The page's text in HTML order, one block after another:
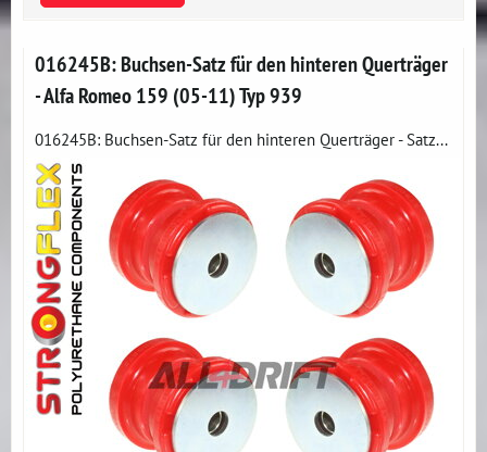
016245B: Buchsen-Satz für den hinteren Querträger
- Alfa Romeo 159 (05-11) Typ 939
016245B: Buchsen-Satz für den hinteren Querträger - Satz...